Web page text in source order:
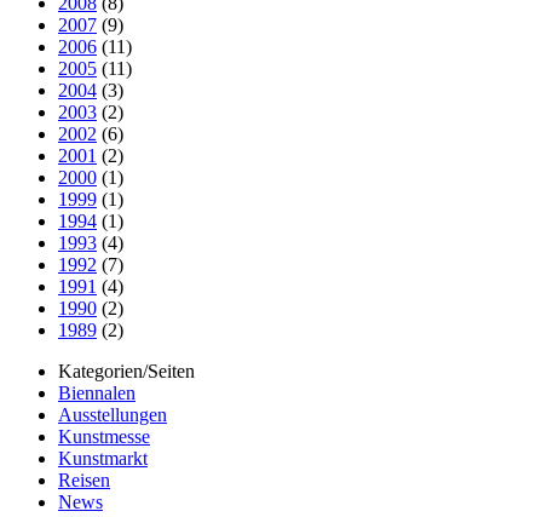
2007 (9)
2006 (11)
2005 (11)
2004 (3)
2003 (2)
2002 (6)
2001 (2)
2000 (1)
1999 (1)
1994 (1)
1993 (4)
1992 (7)
1991 (4)
1990 (2)
1989 (2)
Kategorien/Seiten
Biennalen
Ausstellungen
Kunstmesse
Kunstmarkt
Reisen
News